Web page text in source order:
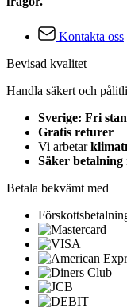
Kontakta oss
Bevisad kvalitet
Handla säkert och
Sverige: Fri
Gratis returer
Vi arbetar
Säker betalning
Betala bekvämt med